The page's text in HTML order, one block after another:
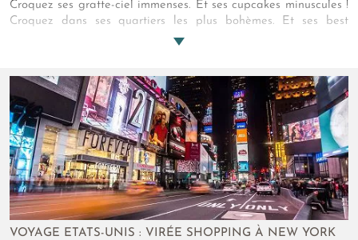
Croquez ses gratte-ciel immenses. Et ses cupcakes minuscules !
Croquez dans ses quartiers les plus bohèmes. Et ses best
places ! Croquez dans les expériences familiales et créatives
enfants tout au long de ce voyage à New York en famille…
VOYAGE ETATS-UNIS : VIRÉE SHOPPING À NEW YORK